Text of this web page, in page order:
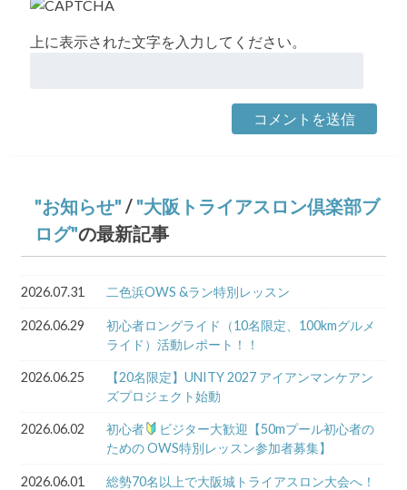
上に表示された文字を入力してください。
お知らせ / 大阪トライアスロン倶楽部ブ
ログ の最新記事
2026.07.31 二色浜OWS &ラン特別レッスン
2026.06.29
初心者ロングライド（10名限定、100kmグルメ
ライド）活動レポート！！
2026.06.25
【20名限定】UNITY 2027 アイアンマンケアン
ズプロジェクト始動
2026.06.02 初心者
ビジター大歓迎【50mプール初心者の
ための OWS特別レッスン参加者募集】
2026.06.01 総勢70名以上で大阪城トライアスロン大会へ！